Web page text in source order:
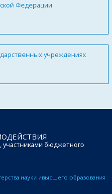
Федерации
учреждениях
бюджетного
науки ивысшего образования